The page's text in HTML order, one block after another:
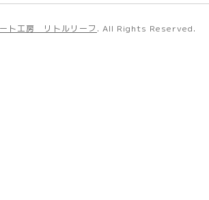
ト工房 リトルリーフ . All Rights Reserved.